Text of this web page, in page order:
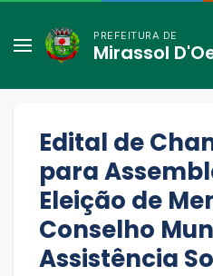
PREFEITURA DE
Mirassol
Edital de
para
Eleição de
Conselho
Assistência